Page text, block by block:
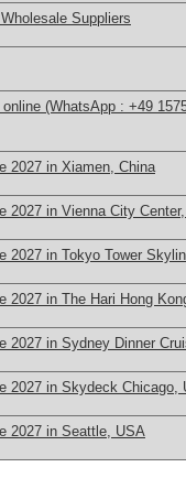
Suppliers
(WhatsApp : +49
2027 in Xiamen, China
2027 in Vienna City
2027 in Tokyo Tower
2027 in The Hari Hong
2027 in Sydney Dinner
2027 in Skydeck Chicago,
2027 in Seattle, USA